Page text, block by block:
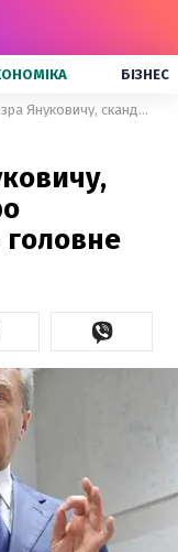
БІЗНЕС
Допит та підозра Януковичу, скандальна заява про мігрантів в Україні, – головне за добу
головне